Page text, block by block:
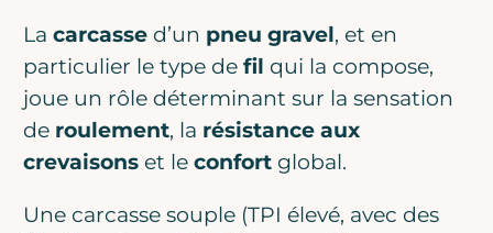
Lacarcasse d’un pneu gravel, et en
particulier le type defil qui la compose,
joue un rôle déterminant sur la sensation
de roulement, la résistance aux
crevaisons et leconfort global.
Une carcasse souple (TPI élevé, avec des